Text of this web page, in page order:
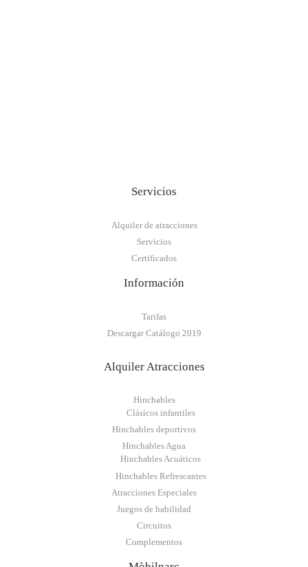
Servicios
Alquiler de atracciones
Servicios
Certificados
Información
Tarifas
Descargar Catálogo 2019
Alquiler Atracciones
Hinchables
Clásicos infantiles
Hinchables deportivos
Hinchables Agua
Hinchables Acuáticos
Hinchables Refrescantes
Atracciones Especiales
Juegos de habilidad
Circuitos
Complementos